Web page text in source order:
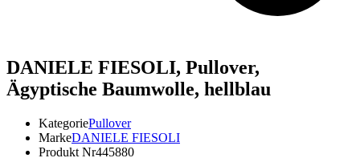
DANIELE FIESOLI, Pullover,
Ägyptische Baumwolle, hellblau
KategoriePullover
MarkeDANIELE FIESOLI
Produkt Nr445880